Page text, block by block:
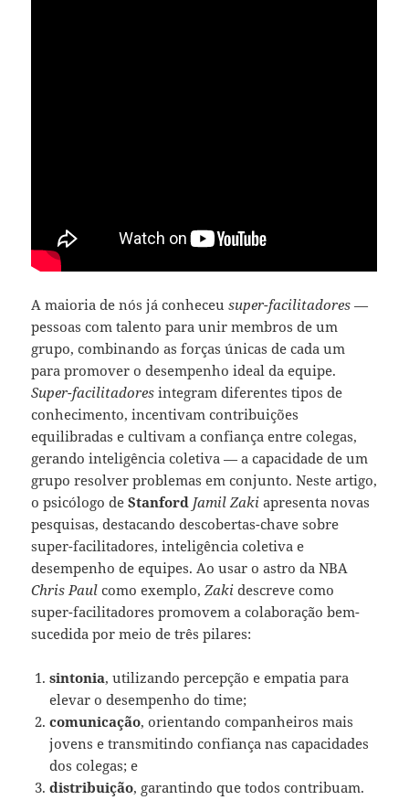
A maioria de nós já conheceusuper-facilitadores —
pessoas com talento para unir membros de um
grupo, combinando as forças únicas de cada um
para promover o desempenho ideal da equipe.
Super-facilitadores integram diferentes tipos de
conhecimento, incentivam contribuições
equilibradas e cultivam a confiança entre colegas,
gerando inteligência coletiva — a capacidade de um
grupo resolver problemas em conjunto. Neste artigo,
o psicólogo deStanford Jamil Zaki apresenta novas
pesquisas, destacando descobertas-chave sobre
super-facilitadores, inteligência coletiva e
desempenho de equipes. Ao usar o astro da NBA
Chris Paul como exemplo,Zaki descreve como
super-facilitadores promovem a colaboração bem-
sucedida por meio de três pilares:
sintonia, utilizando percepção e empatia para
elevar o desempenho do time;
comunicação, orientando companheiros mais
jovens e transmitindo confiança nas capacidades
dos colegas; e
distribuição, garantindo que todos contribuam.